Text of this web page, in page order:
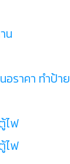
น
อราคา ทำป้าย
ไฟ
ไฟ